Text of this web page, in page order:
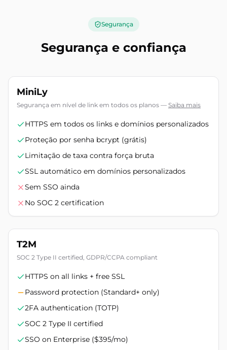
Segurança
Segurança e confiança
MiniLy
Segurança em nível de link em todos os planos — Saiba mais
HTTPS em todos os links e domínios personalizados
Proteção por senha bcrypt (grátis)
Limitação de taxa contra força bruta
SSL automático em domínios personalizados
Sem SSO ainda
No SOC 2 certification
T2M
SOC 2 Type II certified, GDPR/CCPA compliant
HTTPS on all links + free SSL
Password protection (Standard+ only)
2FA authentication (TOTP)
SOC 2 Type II certified
SSO on Enterprise ($395/mo)